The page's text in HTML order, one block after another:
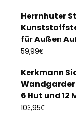
Herrnhuter
für Außen
59,99€
Kerkmann
6 Hut und 12
103,95€